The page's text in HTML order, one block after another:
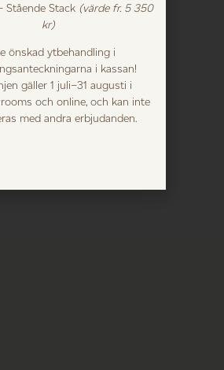
Stack (värde fr. 5 350
kr)
önskad ytbehandling i
i kassan!
gäller 1 juli–31 augusti i
och online, och kan inte
med andra erbjudanden.